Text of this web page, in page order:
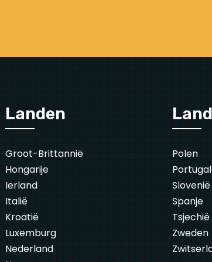
Landen
Groot-Brittannië
Hongarije
Ierland
Italië
Kroatië
Luxemburg
Nederland
Polen
Portugal
Slovenië
Spanje
Tsjechië
Zweden